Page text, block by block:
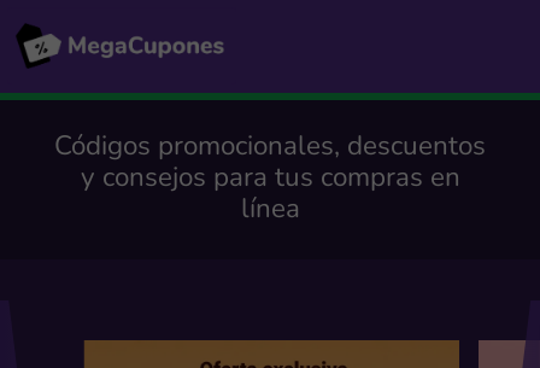
Códigos promocionales, descuentos
y consejos para tus compras en
línea